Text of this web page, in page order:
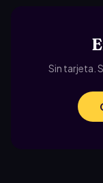
Sin tarjeta.